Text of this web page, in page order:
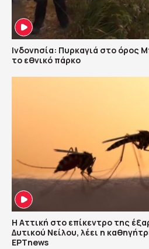
Ινδονησία: Πυρκαγιά στο όρος
το εθνικό πάρκο
Η Αττική στο επίκεντρο της
Δυτικού Νείλου, λέει η
ΕΡΤnews